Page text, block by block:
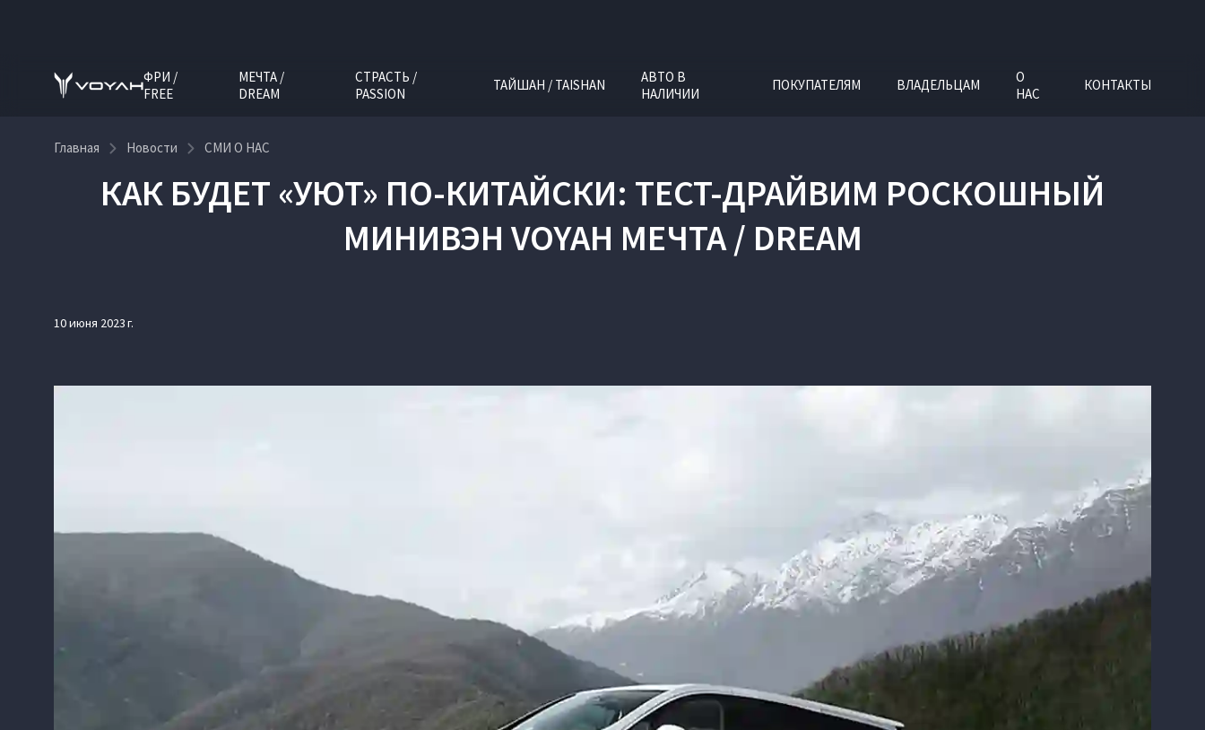
ФРИ /
FREE
МЕЧТА /
DREAM
СТРАСТЬ /
PASSION
ТАЙШАН / TAISHAN
АВТО В
НАЛИЧИИ
ПОКУПАТЕЛЯМ ВЛАДЕЛЬЦАМ
О
НАС
КОНТАКТЫ
Главная Новости СМИ О НАС
КАК БУДЕТ «УЮТ» ПО-КИТАЙСКИ: ТЕСТ-ДРАЙВИМ РОСКОШНЫЙ
МИНИВЭН VOYAH МЕЧТА / DREAM
10 июня 2023 г.